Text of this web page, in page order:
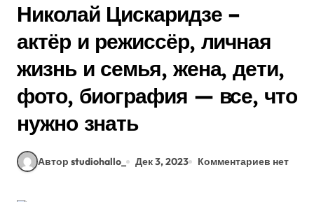
Николай Цискаридзе –
актёр и режиссёр, личная
жизнь и семья, жена, дети,
фото, биография — все, что
нужно знать
Автор studiohallo_ Дек 3, 2023 Комментариев нет